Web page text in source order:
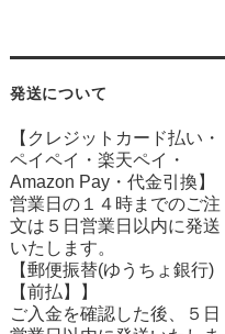
発送について
【クレジットカード払い・
ペイペイ・楽天ペイ・
Amazon Pay・ 代金引換】
営業日の１４時までのご注
文は５日営業日以内に発送
いたします。
【郵便振替(ゆうちょ銀行)
【前払】】
ご入金を確認した後、５日